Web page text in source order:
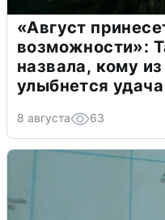
«Август
возможности»:
назвала, кому
улыбнется удача
8 августа 63